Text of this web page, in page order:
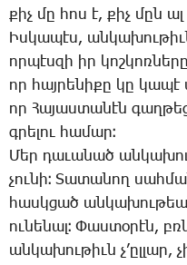
քիչ մը հոս է, քիչ մըն ալ
Իս­կա­պէս,
որ­պէս­զի իր
որ հայ­րե­նի­քը կը կա­պէ
որ ­Հա­յաս­տա­նէն
գրե­լու հա­մար։
­Մեր դա­ւա­նած
չու­նի։ ­Տա­տա­նող
հասկ­ցած
ու­նե­նալ։ ­Փաս­տօ­րէն,
ան­կա­խու­թիւն չ­’ըլ­լար,